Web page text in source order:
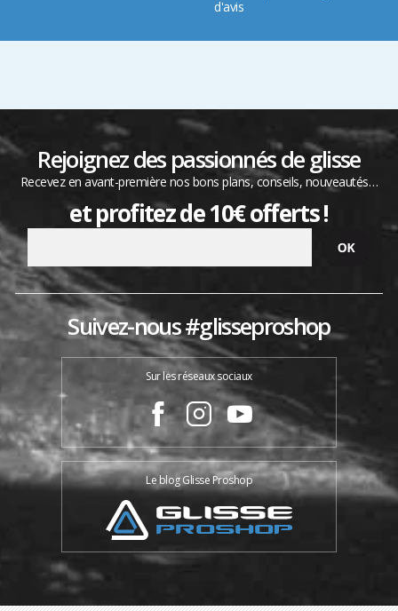
d'avis
Rejoignez des passionnés de glisse
Recevez en avant-première nos bons plans, conseils, nouveautés…
et profitez de 10€ offerts !
Suivez-nous #glisseproshop
Sur les réseaux sociaux
Le blog Glisse Proshop